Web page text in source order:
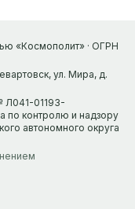
«Космополит» · ОГРН
ул. Мира, д.
Л041-01193-
по контролю и надзору
автономного округа